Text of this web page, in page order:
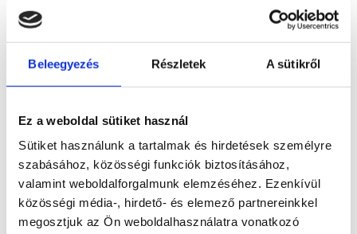
Beleegyezés Részletek A sütikről
Ez a weboldal sütiket használ
Sütiket használunk a tartalmak és hirdetések személyre
szabásához, közösségi funkciók biztosításához,
valamint weboldalforgalmunk elemzéséhez. Ezenkívül
közösségi média-, hirdető- és elemező partnereinkkel
megosztjuk az Ön weboldalhasználatra vonatkozó
Hossz: 890 cm
Paraméterek
Belső szélesség: 250 cm
Érdekel!